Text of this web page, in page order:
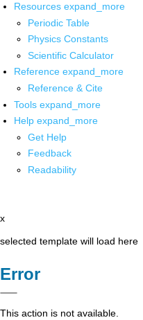
Resources expand_more
Periodic Table
Physics Constants
Scientific Calculator
Reference expand_more
Reference & Cite
Tools expand_more
Help expand_more
Get Help
Feedback
Readability
x
selected template will load here
Error
This action is not available.